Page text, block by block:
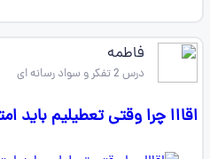
فاطمه
درس 2 تفکر و سواد رسانه ای
اقااا چرا وقتی تعطیلیم باید